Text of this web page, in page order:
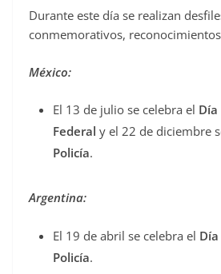
Durante este día se realizan
conmemorativos,
México:
El 13 de julio se celebra el Día
Federal y el 22 de diciembre
Policía.
Argentina:
El 19 de abril se celebra el
Policía.